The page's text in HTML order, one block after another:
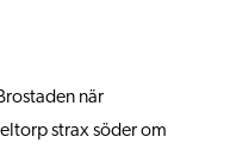
när
strax söder om